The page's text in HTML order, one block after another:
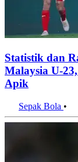
Statistik dan
Malaysia U-
Apik
Sepak Bola •